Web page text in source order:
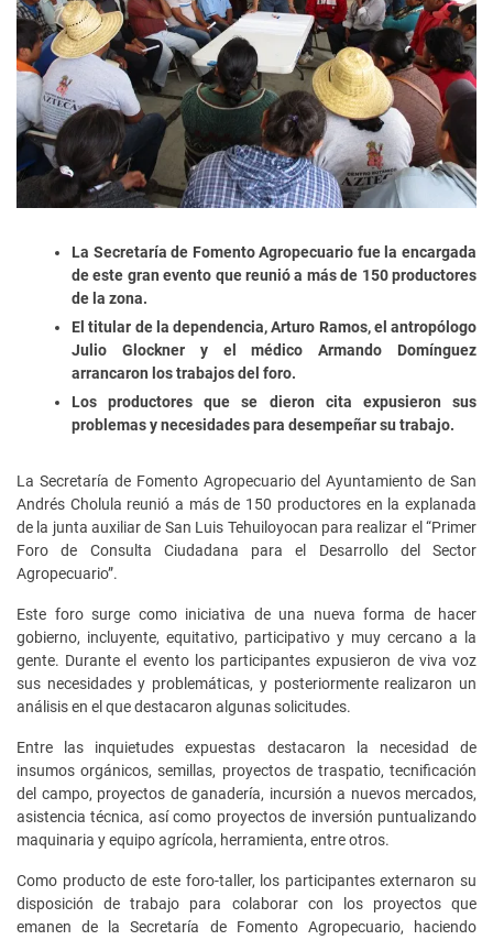
La Secretaría de Fomento Agropecuario fue la encargada
de este gran evento que reunió a más de 150 productores
de la zona.
El titular de la dependencia, Arturo Ramos, el antropólogo
Julio Glockner y el médico Armando Domínguez
arrancaron los trabajos del foro.
Los productores que se dieron cita expusieron sus
problemas y necesidades para desempeñar su trabajo.
La Secretaría de Fomento Agropecuario del Ayuntamiento de San
Andrés Cholula reunió a más de 150 productores en la explanada
de la junta auxiliar de San Luis Tehuiloyocan para realizar el “Primer
Foro de Consulta Ciudadana para el Desarrollo del Sector
Agropecuario”.
Este foro surge como iniciativa de una nueva forma de hacer
gobierno, incluyente, equitativo, participativo y muy cercano a la
gente. Durante el evento los participantes expusieron de viva voz
sus necesidades y problemáticas, y posteriormente realizaron un
análisis en el que destacaron algunas solicitudes.
Entre las inquietudes expuestas destacaron la necesidad de
insumos orgánicos, semillas, proyectos de traspatio, tecnificación
del campo, proyectos de ganadería, incursión a nuevos mercados,
asistencia técnica, así como proyectos de inversión puntualizando
maquinaria y equipo agrícola, herramienta, entre otros.
Como producto de este foro-taller, los participantes externaron su
disposición de trabajo para colaborar con los proyectos que
emanen de la Secretaría de Fomento Agropecuario, haciendo